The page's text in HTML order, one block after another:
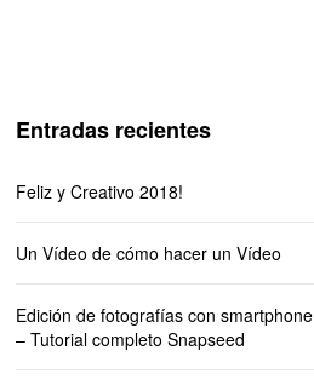
Entradas recientes
Feliz y Creativo 2018!
Un Vídeo de cómo hacer un Vídeo
Edición de fotografías con smartphone
– Tutorial completo Snapseed